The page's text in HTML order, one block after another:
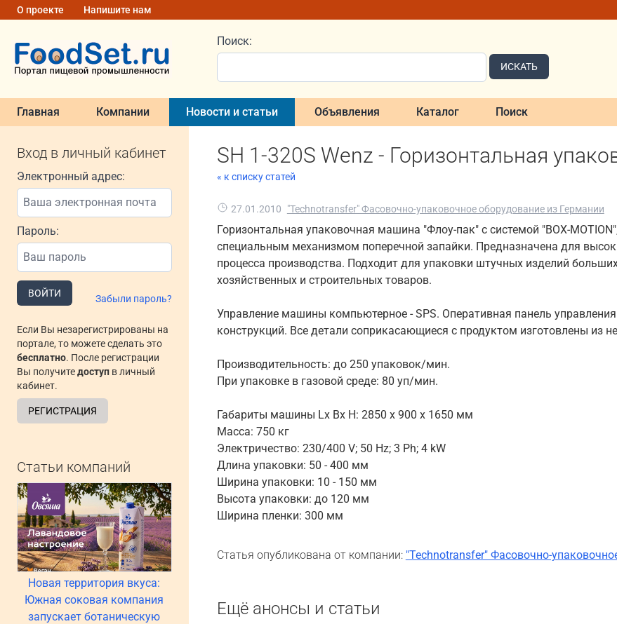
О проекте Напишите нам
Поиск:
ИСКАТЬ
Главная Компании Новости и статьи Объявления Каталог Поиск
Вход в личный кабинет
Электронный адрес:
Пароль:
ВОЙТИ Забыли пароль?
Если Вы незарегистрированы на
портале, то можете сделать это
бесплатно. После регистрации
Вы получитедоступ в личный
кабинет.
РЕГИСТРАЦИЯ
Статьи компаний
Новая территория вкуса:
Южная соковая компания
запускает ботаническую
SH 1-320S Wenz - Горизонтальная
« к списку статей
27.01.2010 "Technotransfer" Фасовочно-упаковочное оборудование из Германии
Горизонтальная упаковочная машина "Флоу-пак" с системой "BOX-
специальным механизмом поперечной запайки. Предназначена для
процесса производства. Подходит для упаковки штучных изделий
хозяйственных и строительных товаров.
Управление машины компьютерное - SPS. Оперативная панель
конструкций. Все детали соприкасающиеся с продуктом изготовлены из
Производительность: до 250 упаковок/мин.
При упаковке в газовой среде: 80 уп/мин.
Габариты машины Lx Bx H: 2850 x 900 x 1650 мм
Масса: 750 кг
Электричество: 230/400 V; 50 Hz; 3 Ph; 4 kW
Длина упаковки: 50 - 400 мм
Ширина упаковки: 10 - 150 мм
Высота упаковки: до 120 мм
Ширина пленки: 300 мм
Статья опубликована от компании: "Technotransfer" Фасовочно-
Ещё анонсы и статьи